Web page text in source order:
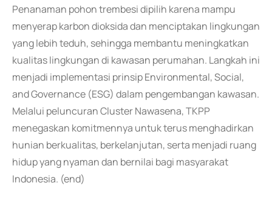
Penanaman pohon trembesi dipilih karena mampu
menyerap karbon dioksida dan menciptakan lingkungan
yang lebih teduh, sehingga membantu meningkatkan
kualitas lingkungan di kawasan perumahan. Langkah ini
menjadi implementasi prinsip Environmental, Social,
and Governance (ESG) dalam pengembangan kawasan.
Melalui peluncuran Cluster Nawasena, TKPP
menegaskan komitmennya untuk terus menghadirkan
hunian berkualitas, berkelanjutan, serta menjadi ruang
hidup yang nyaman dan bernilai bagi masyarakat
Indonesia. (end)